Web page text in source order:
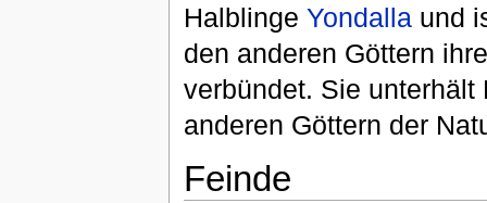
Halblinge Yondallaund
den anderen Göttern
verbündet. Sie unterhält
anderen Göttern der
Feinde